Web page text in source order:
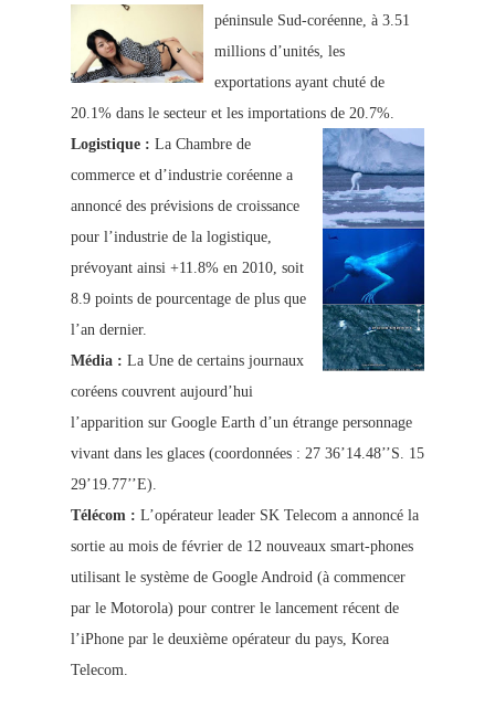
péninsule Sud-coréenne, à 3.51
millions d’unités, les
exportations ayant chuté de
20.1% dans le secteur et les importations de 20.7%.
Logistique : La Chambre de
commerce et d’industrie coréenne a
annoncé des prévisions de croissance
pour l’industrie de la logistique,
prévoyant ainsi +11.8% en 2010, soit
8.9 points de pourcentage de plus que
l’an dernier.
Média : La Une de certains journaux
coréens couvrent aujourd’hui
l’apparition sur Google Earth d’un étrange personnage
vivant dans les glaces (coordonnées : 27 36’14.48’’S. 15
29’19.77’’E).
Télécom : L’opérateur leader SK Telecom a annoncé la
sortie au mois de février de 12 nouveaux smart-phones
utilisant le système de Google Android (à commencer
par le Motorola) pour contrer le lancement récent de
l’iPhone par le deuxième opérateur du pays, Korea
Telecom.